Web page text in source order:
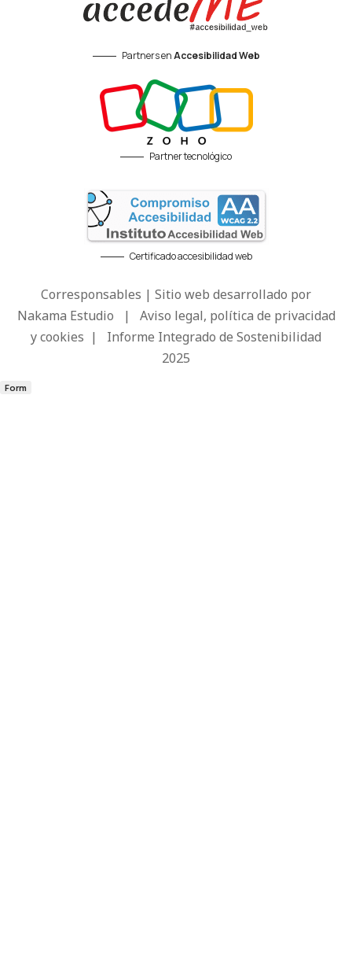
Partners enAccesibilidad Web
Partner tecnológico
Certificado accesibilidad web
Corresponsables | Sitio web desarrollado por
Nakama Estudio | Aviso legal, política de privacidad
y cookies | Informe Integrado de Sostenibilidad
2025
Form